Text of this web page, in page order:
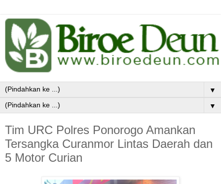
▼
▼
Tim URC Polres Ponorogo Amankan
Tersangka Curanmor Lintas Daerah dan
5 Motor Curian